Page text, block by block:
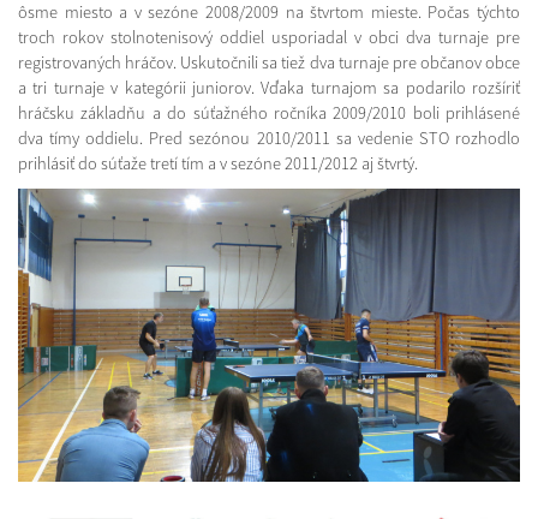
ôsme miesto a v sezóne 2008/2009 na štvrtom mieste. Počas týchto
troch rokov stolnotenisový oddiel usporiadal v obci dva turnaje pre
registrovaných hráčov. Uskutočnili sa tiež dva turnaje pre občanov obce
a tri turnaje v kategórii juniorov. Vďaka turnajom sa podarilo rozšíriť
hráčsku základňu a do súťažného ročníka 2009/2010 boli prihlásené
dva tímy oddielu. Pred sezónou 2010/2011 sa vedenie STO rozhodlo
prihlásiť do súťaže tretí tím a v sezóne 2011/2012 aj štvrtý.